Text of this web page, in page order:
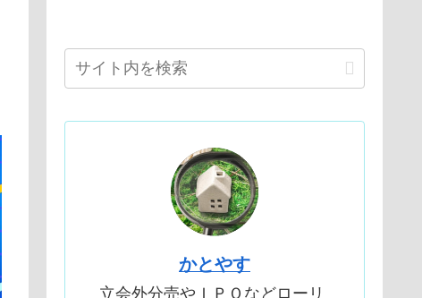
かとやす
立会外分売やＩＰＯなどローリ